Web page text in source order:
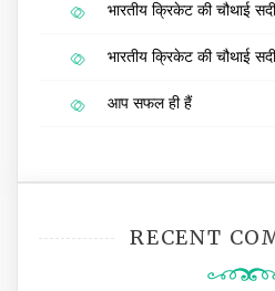
भारतीय क्रिकेट की चौथाई
भारतीय क्रिकेट की चौथाई
आप सफल ही हैं
RECENT